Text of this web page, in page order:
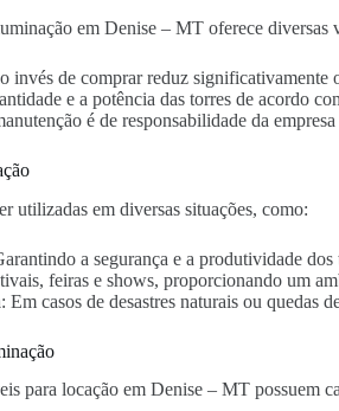
em Denise – MT oferece diversas
invés de comprar reduz significativamente
e a potência das torres de acordo
é de responsabilidade da
utilizadas em diversas situações, como:
a segurança e a produtividade dos
feiras e shows, proporcionando um
: Em casos de desastres naturais ou quedas
para locação em Denise – MT possuem